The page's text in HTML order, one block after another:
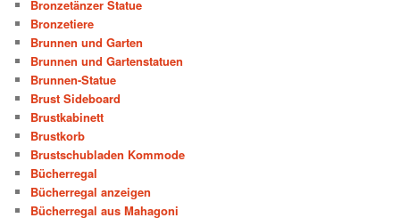
Bronzetänzer Statue
Bronzetiere
Brunnen und Garten
Brunnen und Gartenstatuen
Brunnen-Statue
Brust Sideboard
Brustkabinett
Brustkorb
Brustschubladen Kommode
Bücherregal
Bücherregal anzeigen
Bücherregal aus Mahagoni